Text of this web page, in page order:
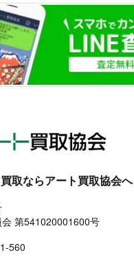
取ならアート買取協会へ
第541020001600号
560